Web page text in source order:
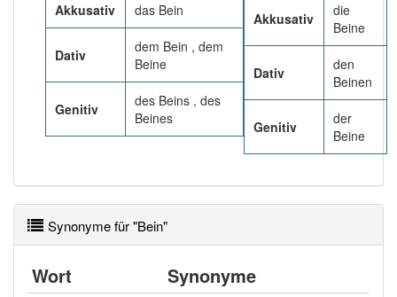
PowerIndex: 150
Häufigkeit: 6 von 10
Wörter mit Endung -bein: 78
aber mit einem anderen
87% unserer Spielapp-Nutzer haben den Artikel
korrekt erraten.
Akkusativ das Bein
Dativ
dem Bein , dem
Beine
Genitiv
des Beins , des
Beines
Akkusativ
die
Beine
Dativ
den
Beinen
Genitiv
der
Beine
Synonyme für "Bein"
Wort Synonyme